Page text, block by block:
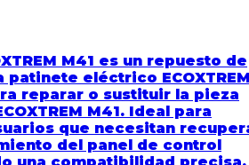
M41 es un repuesto de
patinete eléctrico
reparar o sustituir la pieza
M41. Ideal para
que necesitan
del panel de control